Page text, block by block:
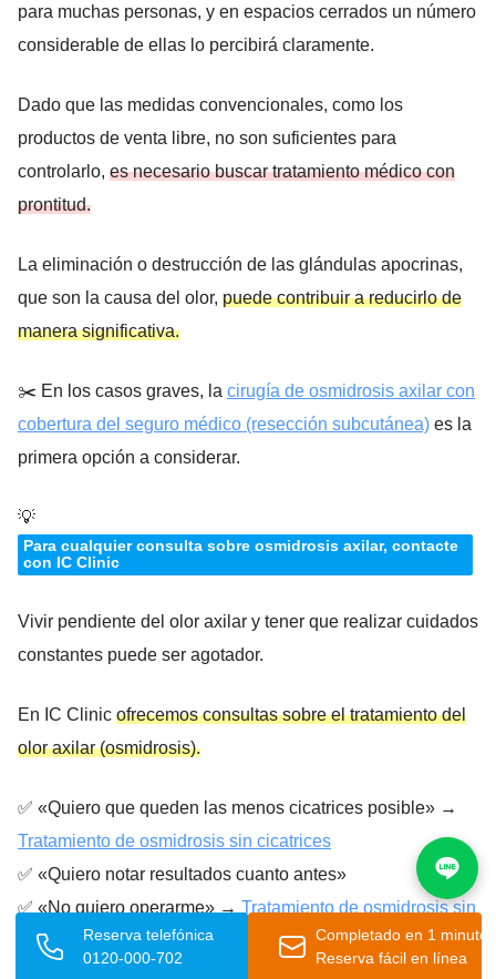
para muchas personas, y en espacios cerrados un número
considerable de ellas lo percibirá claramente.
Dado que las medidas convencionales, como los
productos de venta libre, no son suficientes para
controlarlo, es necesario buscar tratamiento médico con
prontitud.
La eliminación o destrucción de las glándulas apocrinas,
que son la causa del olor, puede contribuir a reducirlo de
manera significativa.
✂️ En los casos graves, la cirugía de osmidrosis axilar con
cobertura del seguro médico (resección subcutánea) es la
primera opción a considerar.
💡
Para cualquier consulta sobre osmidrosis axilar, contacte
con IC Clinic
Vivir pendiente del olor axilar y tener que realizar cuidados
constantes puede ser agotador.
En IC Clinic ofrecemos consultas sobre el tratamiento del
olor axilar (osmidrosis).
✅ «Quiero que queden las menos cicatrices posible» →
Tratamiento de osmidrosis sin cicatrices
✅ «Quiero notar resultados cuanto antes»
✅ «No quiero operarme» → Tratamiento de osmidrosis sin
cirugía
Reserva telefónica
0120-000-702
Completado en 1 minuto
Reserva fácil en línea